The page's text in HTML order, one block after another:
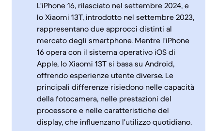
L'iPhone 16, rilasciato nel settembre 2024, e
lo Xiaomi 13T, introdotto nel settembre 2023,
rappresentano due approcci distinti al
mercato degli smartphone. Mentre l'iPhone
16 opera con il sistema operativo iOS di
Apple, lo Xiaomi 13T si basa su Android,
offrendo esperienze utente diverse. Le
principali differenze risiedono nelle capacità
della fotocamera, nelle prestazioni del
processore e nelle caratteristiche del
display, che influenzano l'utilizzo quotidiano.